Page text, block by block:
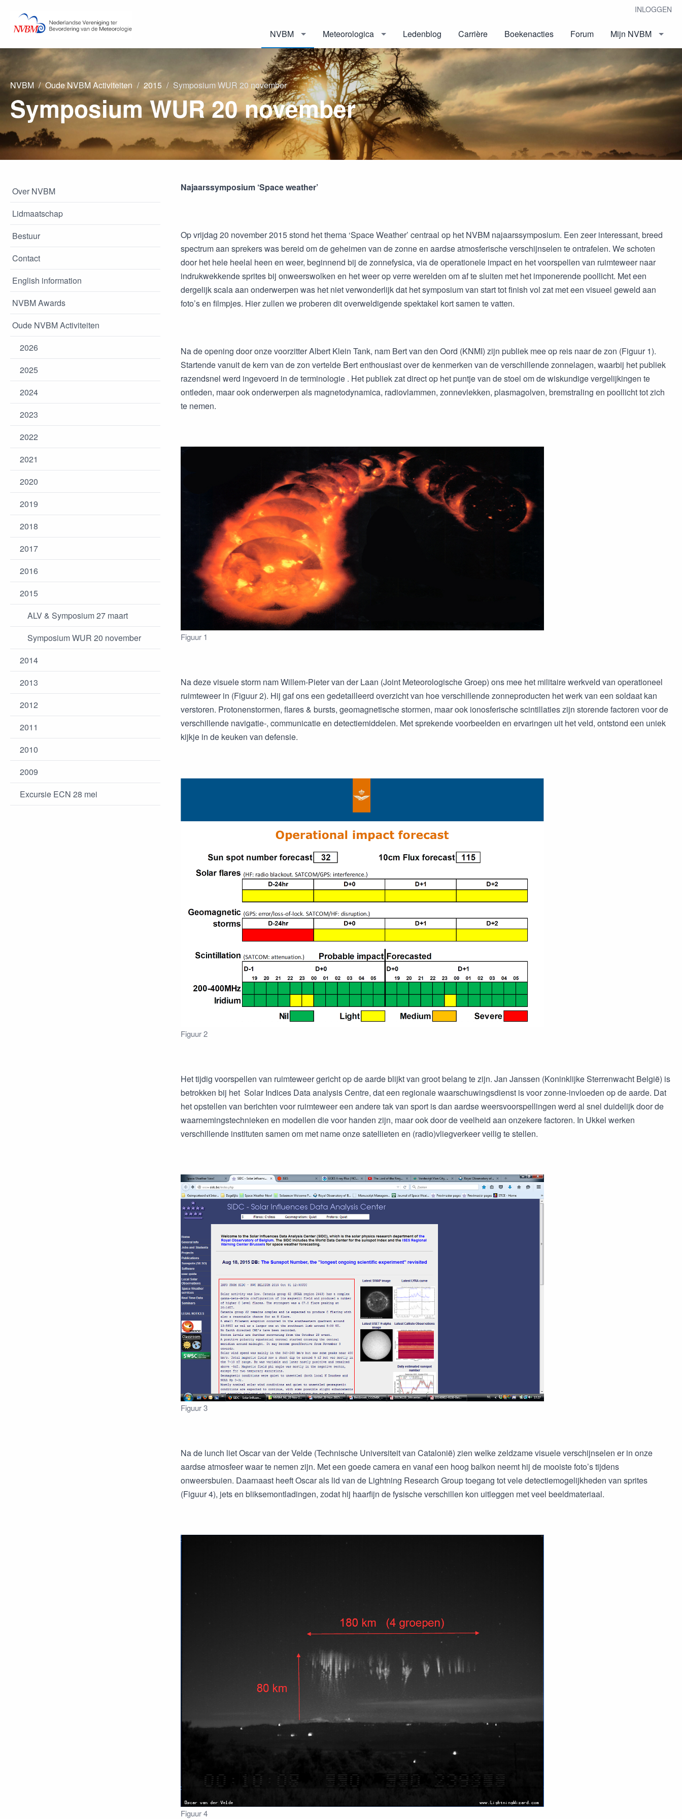
INLOGGEN
NVBM Meteorologica Ledenblog Carrière Boekenacties Forum Mijn NVBM
NVBM Oude NVBM Activiteiten 2015 Symposium WUR 20 november
Symposium WUR 20 november
Over NVBM
Lidmaatschap
Bestuur
Contact
English information
NVBM Awards
Oude NVBM Activiteiten
2026
2025
2024
2023
2022
2021
2020
2019
2018
2017
2016
2015
ALV & Symposium 27 maart
Symposium WUR 20 november
2014
2013
2012
2011
2010
2009
Excursie ECN 28 mei
Najaarssymposium ‘Space weather’
Op vrijdag 20 november 2015 stond het thema ‘Space Weather’ centraal op het NVBM najaarssymposium. Een zeer interessant, breed
spectrum aan sprekers was bereid om de geheimen van de zonne en aardse atmosferische verschijnselen te ontrafelen. We schoten
door het hele heelal heen en weer, beginnend bij de zonnefysica, via de operationele impact en het voorspellen van ruimteweer naar
indrukwekkende sprites bij onweerswolken en het weer op verre werelden om af te sluiten met het imponerende poollicht. Met een
dergelijk scala aan onderwerpen was het niet verwonderlijk dat het symposium van start tot finish vol zat met een visueel geweld aan
foto’s en filmpjes. Hier zullen we proberen dit overweldigende spektakel kort samen te vatten.
Na de opening door onze voorzitter Albert Klein Tank, nam Bert van den Oord (KNMI) zijn publiek mee op reis naar de zon (Figuur 1).
Startende vanuit de kern van de zon vertelde Bert enthousiast over de kenmerken van de verschillende zonnelagen, waarbij het publiek
razendsnel werd ingevoerd in de terminologie . Het publiek zat direct op het puntje van de stoel om de wiskundige vergelijkingen te
ontleden, maar ook onderwerpen als magnetodynamica, radiovlammen, zonnevlekken, plasmagolven, bremstraling en poollicht tot zich
te nemen.
Figuur 1
Na deze visuele storm nam Willem-Pieter van der Laan (Joint Meteorologische Groep) ons mee het militaire werkveld van operationeel
ruimteweer in (Figuur 2). Hij gaf ons een gedetailleerd overzicht van hoe verschillende zonneproducten het werk van een soldaat kan
verstoren. Protonenstormen, flares & bursts, geomagnetische stormen, maar ook ionosferische scintillaties zijn storende factoren voor de
verschillende navigatie-, communicatie en detectiemiddelen. Met sprekende voorbeelden en ervaringen uit het veld, ontstond een uniek
kijkje in de keuken van defensie.
Figuur 2
Het tijdig voorspellen van ruimteweer gericht op de aarde blijkt van groot belang te zijn. Jan Janssen (Koninklijke Sterrenwacht België) is
betrokken bij het Solar Indices Data analysis Centre, dat een regionale waarschuwingsdienst is voor zonne-invloeden op de aarde. Dat
het opstellen van berichten voor ruimteweer een andere tak van sport is dan aardse weersvoorspellingen werd al snel duidelijk door de
waarnemingstechnieken en modellen die voor handen zijn, maar ook door de veelheid aan onzekere factoren. In Ukkel werken
verschillende instituten samen om met name onze satellieten en (radio)vliegverkeer veilig te stellen.
Figuur 3
Na de lunch liet Oscar van der Velde (Technische Universiteit van Catalonië) zien welke zeldzame visuele verschijnselen er in onze
aardse atmosfeer waar te nemen zijn. Met een goede camera en vanaf een hoog balkon neemt hij de mooiste foto’s tijdens
onweersbuien. Daarnaast heeft Oscar als lid van de Lightning Research Group toegang tot vele detectiemogelijkheden van sprites
(Figuur 4), jets en bliksemontladingen, zodat hij haarfijn de fysische verschillen kon uitleggen met veel beeldmateriaal.
Figuur 4